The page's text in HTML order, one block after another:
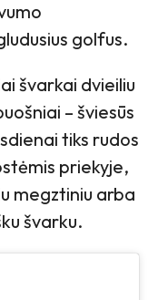
golfus.
švarkai dvieiliu
– šviesūs
tiks rudos
priekyje,
megztiniu arba
švarku.